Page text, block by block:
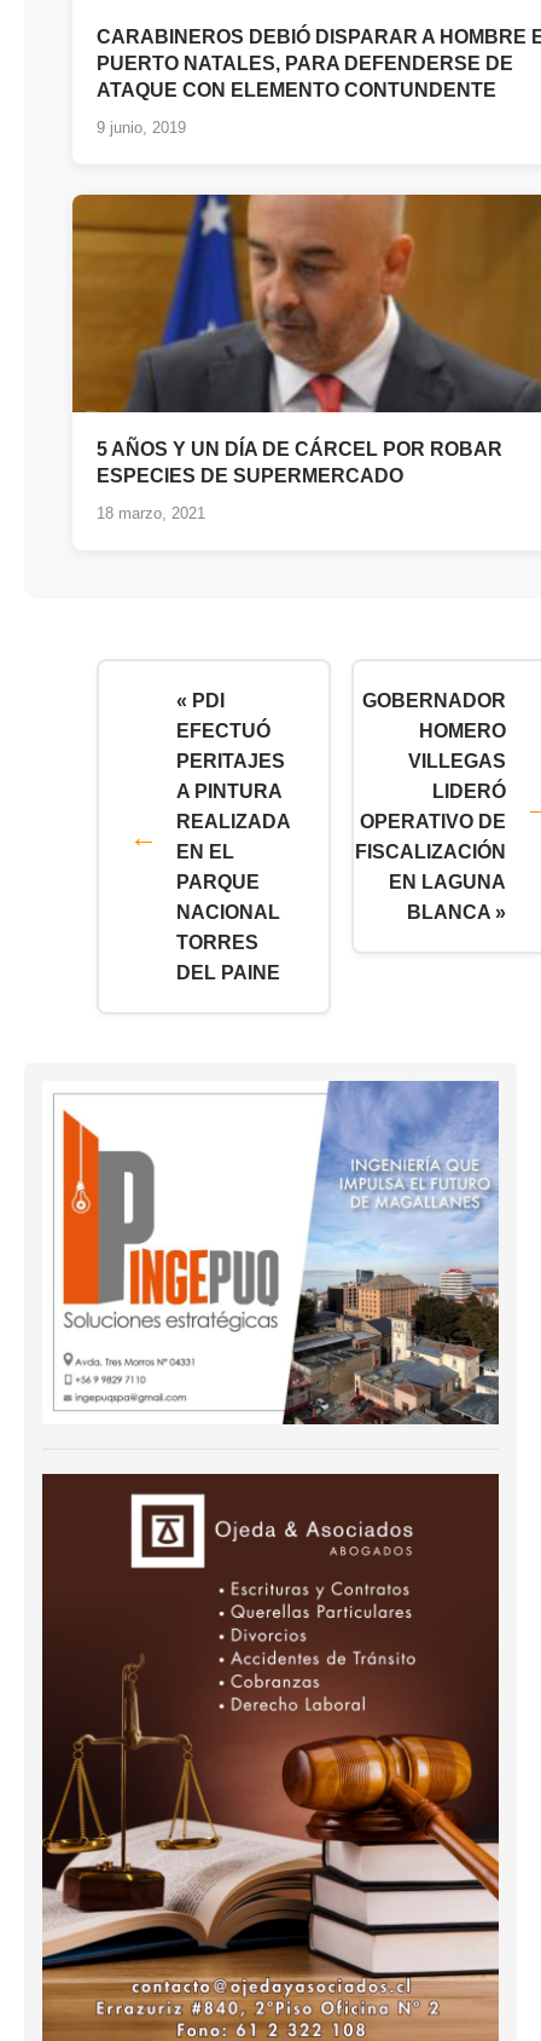
CARABINEROS DEBIÓ DISPARAR A HOMBRE
PUERTO NATALES, PARA DEFENDERSE DE
ATAQUE CON ELEMENTO CONTUNDENTE
9 junio, 2019
5 AÑOS Y UN DÍA DE CÁRCEL POR ROBAR
ESPECIES DE SUPERMERCADO
18 marzo, 2021
« PDI
EFECTUÓ
PERITAJES
A PINTURA
REALIZADA
EN EL
PARQUE
NACIONAL
TORRES
DEL PAINE
GOBERNADOR
HOMERO
VILLEGAS
LIDERÓ
OPERATIVO DE
FISCALIZACIÓN
EN LAGUNA
BLANCA »